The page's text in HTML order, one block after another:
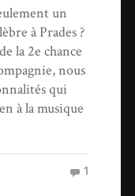
un
à Prades ?
la 2e chance
nous
qui
à la musique
1